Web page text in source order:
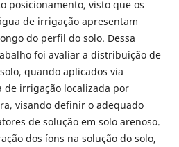
posicionamento, visto que os
de irrigação apresentam
do perfil do solo. Dessa
foi avaliar a distribuição de
quando aplicados via
irrigação localizada por
visando definir o adequado
de solução em solo arenoso.
dos íons na solução do solo,